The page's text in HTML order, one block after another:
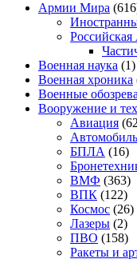
Армии Мира
Военная наука (1)
Военная хроника
Военные
Вооружение и
Авиация
БПЛА (16)
ВМФ (363)
ВПК (122)
Космос (26)
Лазеры (2)
ПВО (158)
Ракеты и